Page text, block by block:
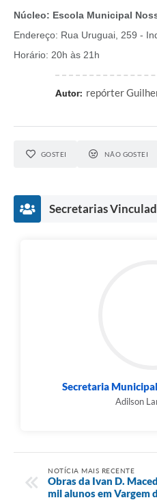
Núcleo: Escola Municipal
Endereço: Rua Uruguai, 259 -
Horário: 20h às 21h
Autor: repórter
GOSTEI NÃO GOSTEI
Secretarias
Secretaria
Adilson
NOTÍCIA MAIS RECENTE
Obras da Ivan D.
mil alunos em Vargem